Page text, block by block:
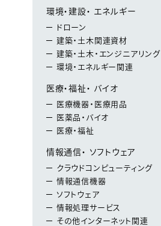
環境・建設・ エネルギー
ドローン
建築・土木関連資材
建築・土木・エンジニアリング
環境・エネルギー関連
医療・福祉・ バイオ
医療機器・医療用品
医薬品・バイオ
医療・福祉
情報通信・ ソフトウェア
クラウドコンピューティング
情報通信機器
ソフトウェア
情報処理サービス
その他インターネット関連